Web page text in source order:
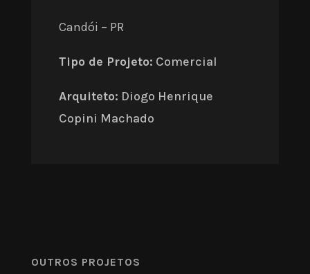
Candói – PR
Tipo de Projeto: Comercial
Arquiteto: Diogo Henrique
Copini Machado
OUTROS PROJETOS